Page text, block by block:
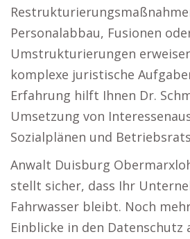
Personalabbau, Fusionen
Umstrukturierungen
komplexe juristische
Erfahrung hilft Ihnen Dr.
Umsetzung von
Sozialplänen und
Anwalt Duisburg
stellt sicher, dass Ihr
Fahrwasser bleibt. Noch
Einblicke in den Datenschutz